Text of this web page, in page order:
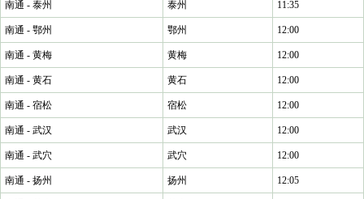
南通 - 泰州 泰州 11:35
南通 - 鄂州 鄂州 12:00
南通 - 黄梅 黄梅 12:00
南通 - 黄石 黄石 12:00
南通 - 宿松 宿松 12:00
南通 - 武汉 武汉 12:00
南通 - 武穴 武穴 12:00
南通 - 扬州 扬州 12:05